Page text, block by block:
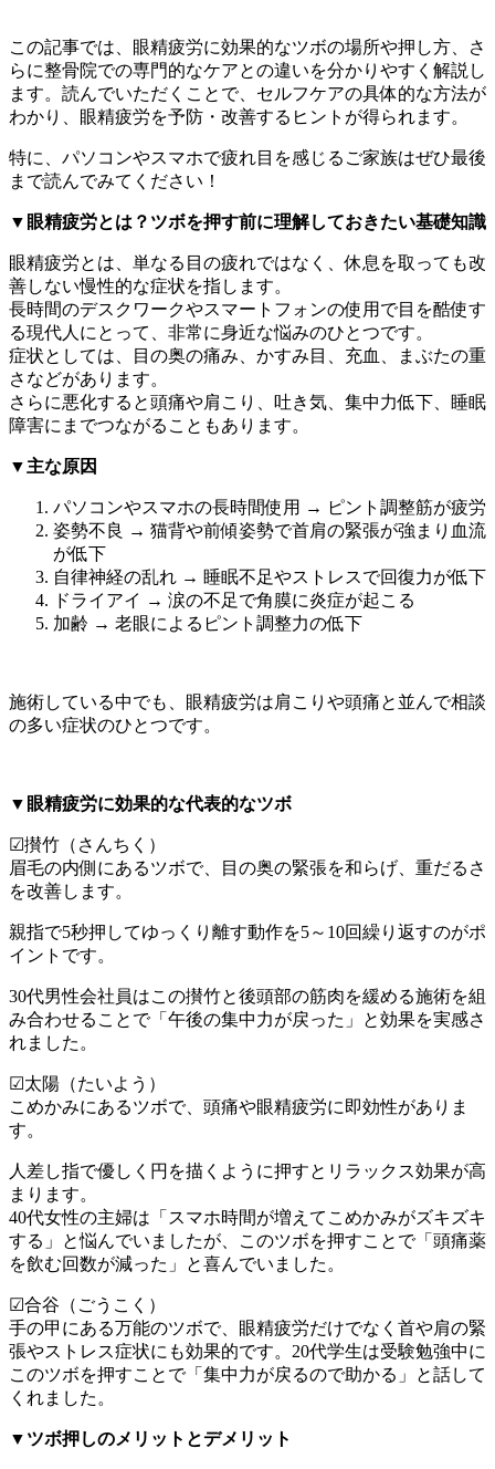
この記事では、眼精疲労に効果的なツボの場所や押し方、さ
らに整骨院での専門的なケアとの違いを分かりやすく解説し
ます。読んでいただくことで、セルフケアの具体的な方法が
わかり、眼精疲労を予防・改善するヒントが得られます。
特に、パソコンやスマホで疲れ目を感じるご家族はぜひ最後
まで読んでみてください！
▼眼精疲労とは？ツボを押す前に理解しておきたい基礎知識
眼精疲労とは、単なる目の疲れではなく、休息を取っても改
善しない慢性的な症状を指します。
長時間のデスクワークやスマートフォンの使用で目を酷使す
る現代人にとって、非常に身近な悩みのひとつです。
症状としては、目の奥の痛み、かすみ目、充血、まぶたの重
さなどがあります。
さらに悪化すると頭痛や肩こり、吐き気、集中力低下、睡眠
障害にまでつながることもあります。
▼主な原因
パソコンやスマホの長時間使用 → ピント調整筋が疲労
姿勢不良 → 猫背や前傾姿勢で首肩の緊張が強まり血流
が低下
自律神経の乱れ → 睡眠不足やストレスで回復力が低下
ドライアイ → 涙の不足で角膜に炎症が起こる
加齢 → 老眼によるピント調整力の低下
施術している中でも、眼精疲労は肩こりや頭痛と並んで相談
の多い症状のひとつです。
▼眼精疲労に効果的な代表的なツボ
☑攅竹（さんちく）
眉毛の内側にあるツボで、目の奥の緊張を和らげ、重だるさ
を改善します。
親指で5秒押してゆっくり離す動作を5～10回繰り返すのがポ
イントです。
30代男性会社員はこの攅竹と後頭部の筋肉を緩める施術を組
み合わせることで「午後の集中力が戻った」と効果を実感さ
れました。
☑太陽（たいよう）
こめかみにあるツボで、頭痛や眼精疲労に即効性がありま
す。
人差し指で優しく円を描くように押すとリラックス効果が高
まります。
40代女性の主婦は「スマホ時間が増えてこめかみがズキズキ
する」と悩んでいましたが、このツボを押すことで「頭痛薬
を飲む回数が減った」と喜んでいました。
☑合谷（ごうこく）
手の甲にある万能のツボで、眼精疲労だけでなく首や肩の緊
張やストレス症状にも効果的です。20代学生は受験勉強中に
このツボを押すことで「集中力が戻るので助かる」と話して
くれました。
▼ツボ押しのメリットとデメリット